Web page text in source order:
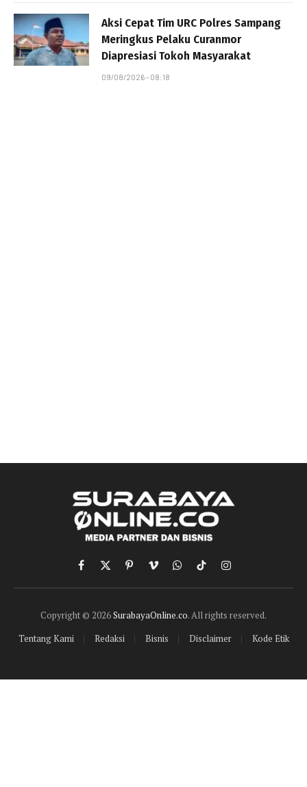
Aksi Cepat Tim URC Polres Sampang
Meringkus Pelaku Curanmor
Diapresiasi Tokoh Masyarakat
09/08/2026 - 08:18
Facebook
X
(Twitter)
PinterestVimeoWhatsApp
TikTokInstagram
Copyright © 2026SurabayaOnline.co. All rights reserved.
Tentang Kami
Redaksi Bisnis Disclaimer Kode Etik